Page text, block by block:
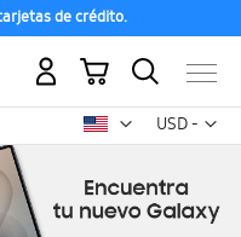
de crédito.
USD -
dólar
Mi carrito